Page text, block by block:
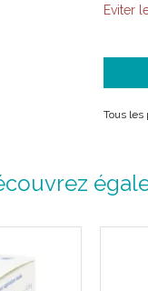
Eviter
Tous les